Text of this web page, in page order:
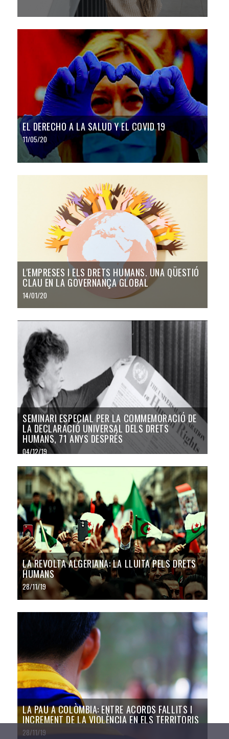
EL DERECHO A LA SALUD Y EL COVID 19
11/05/20
L'EMPRESES I ELS DRETS HUMANS. UNA QÜESTIÓ
CLAU EN LA GOVERNANÇA GLOBAL
14/01/20
SEMINARI ESPECIAL PER LA COMMEMORACIÓ DE
LA DECLARACIÓ UNIVERSAL DELS DRETS
HUMANS, 71 ANYS DESPRÉS
04/12/19
LA REVOLTA ALGERIANA: LA LLUITA PELS DRETS
HUMANS
28/11/19
LA PAU A COLÒMBIA: ENTRE ACORDS FALLITS I
INCREMENT DE LA VIOLÈNCIA EN ELS TERRITORIS
28/11/19